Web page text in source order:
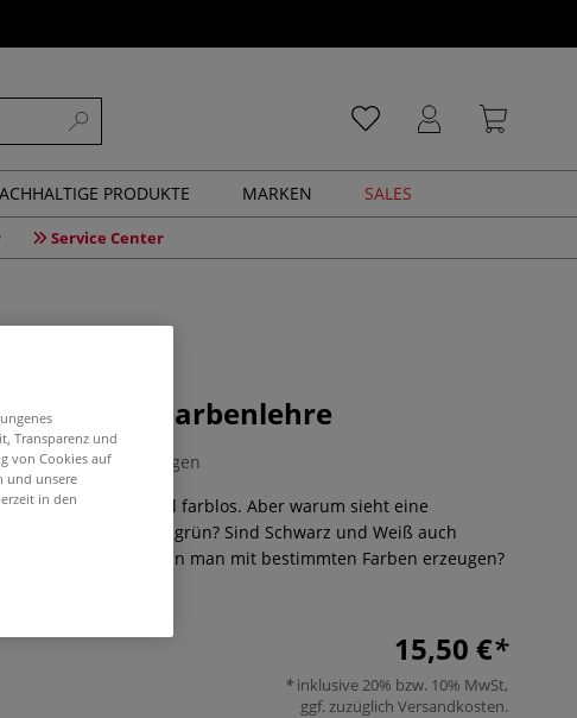
PRODUKTE MARKEN SALES
Service Center
in die Farbenlehre
0 Bewertungen
Licht und Material farblos. Aber warum sieht eine
rot aus oder ein Blatt grün? Sind Schwarz und Weiß auch
welche Wirkung kann man mit bestimmten Farben erzeugen?
15,50 €
inklusive 20% bzw. 10% MwSt,
ggf. zuzüglich Versandkosten.
Transparenz und
von Cookies auf
und unsere
in den